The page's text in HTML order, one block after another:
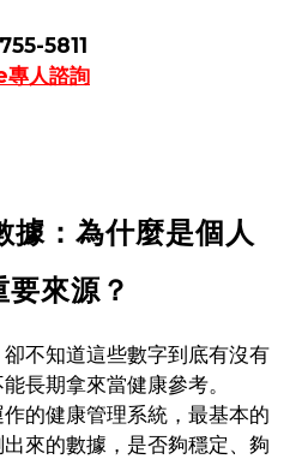
5811
人諮詢
：為什麼是個人
來源？
不知道這些數字到底有沒有
長期拿來當健康參考。
的健康管理系統，最基本的
來的數據，是否夠穩定、夠